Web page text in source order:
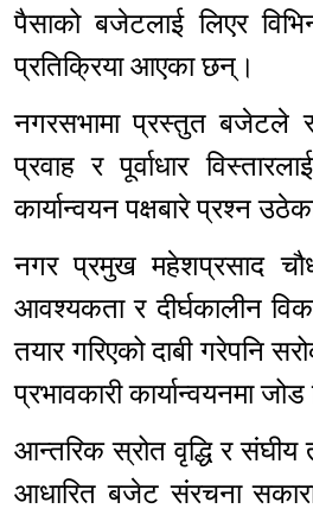
पैसाको बजेटलाई लिएर
प्रतिक्रिया आएका छन्।
नगरसभामा प्रस्तुत बजेटले
प्रवाह र पूर्वाधार
कार्यान्वयन पक्षबारे प्रश्न
नगर प्रमुख महेशप्रसाद
आवश्यकता र दीर्घकालीन
तयार गरिएको दाबी गरेपनि
प्रभावकारी कार्यान्वयनमा
आन्तरिक स्रोत वृद्धि र
आधारित बजेट संरचना